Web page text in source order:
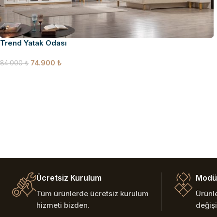
Trend Yatak Odası
84.000₺ 74.900 ₺
Ücretsiz Kurulum
Tüm ürünlerde ücretsiz kurulum
hizmeti bizden.